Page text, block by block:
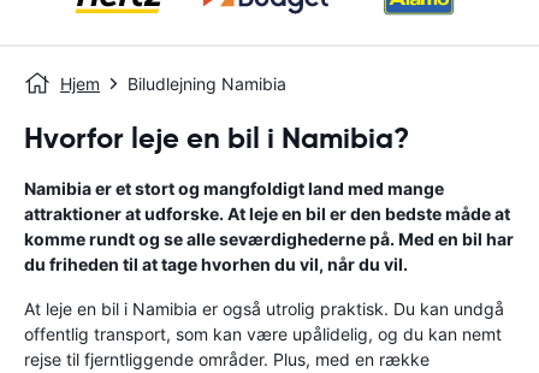
Hjem Biludlejning Namibia
Hvorfor leje en bil i Namibia?
Namibia er et stort og mangfoldigt land med mange
attraktioner at udforske. At leje en bil er den bedste måde at
komme rundt og se alle seværdighederne på. Med en bil har
du friheden til at tage hvorhen du vil, når du vil.
At leje en bil i Namibia er også utrolig praktisk. Du kan undgå
offentlig transport, som kan være upålidelig, og du kan nemt
rejse til fjerntliggende områder. Plus, med en række